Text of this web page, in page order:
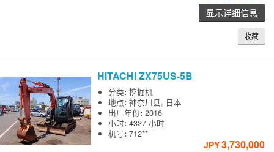
显示详细信息
收藏
HITACHIZX75US-5B
分类:挖掘机
地点:神奈川县, 日本
出厂年份:2016
小时:4327 小时
机号:712**
JPY3,730,000